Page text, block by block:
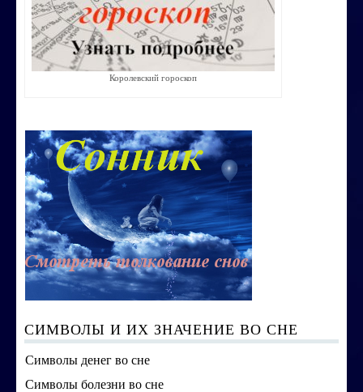
Строим счастливую семью
СТОИМОСТЬ УСЛУГ
Королевский гороскоп
СИМВОЛЫ И ИХ ЗНАЧЕНИЕ ВО СНЕ
Символы денег во сне
Символы болезни во сне